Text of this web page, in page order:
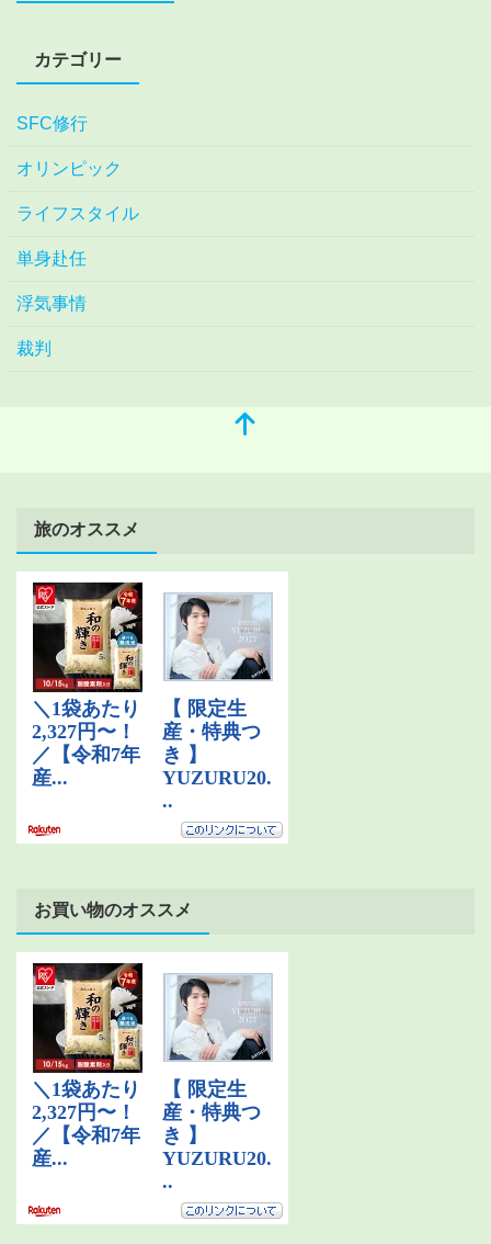
カテゴリー
SFC修行
オリンピック
ライフスタイル
単身赴任
浮気事情
裁判
旅のオススメ
お買い物のオススメ